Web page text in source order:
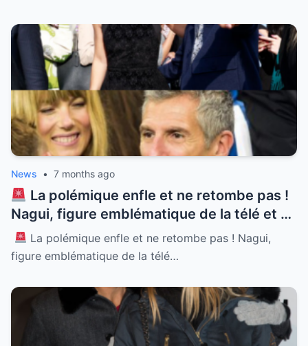
News • 7 months ago
La polémique enfle et ne retombe pas !
Nagui, figure emblématique de la télé et né
à Alexandrie, se retrouve au cœur d’une
tempête médiatique sans précédent.
émission, l’animateur tombe des nues et
tente de justifier ce qu’il qualifie de simple
humour. Mais cette défense passe mal
La polémique enfle et ne retombe pas ! Nagui,
figure emblématique de la télé…